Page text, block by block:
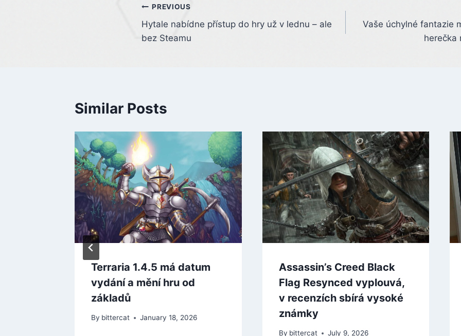
Post
navigation
PREVIOUS
Hytale nabídne přístup do hry už v lednu – ale
bez Steamu
Vaše úchylné fantazie
herečka
Similar Posts
Terraria 1.4.5 má datum
vydání a mění hru od
základů
By bittercat January 18, 2026
Assassin’s Creed Black
Flag Resynced vyplouvá,
v recenzích sbírá vysoké
známky
By bittercat July 9, 2026